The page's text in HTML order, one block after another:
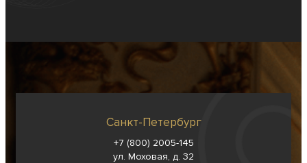
Санкт-Петербург
+7 (800) 2005-145
ул. Моховая, д. 32